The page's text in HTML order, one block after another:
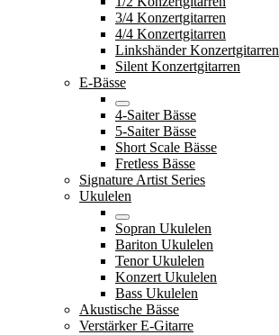
3/4 Konzertgitarren
4/4 Konzertgitarren
Linkshänder Konzertgitarren
Silent Konzertgitarren
E-Bässe
4-Saiter Bässe
5-Saiter Bässe
Short Scale Bässe
Fretless Bässe
Signature Artist Series
Ukulelen
Sopran Ukulelen
Bariton Ukulelen
Tenor Ukulelen
Konzert Ukulelen
Bass Ukulelen
Akustische Bässe
Verstärker E-Gitarre